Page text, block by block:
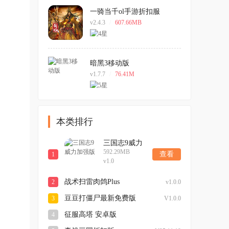
一骑当千ol手游折扣服
v2.4.3 607.66MB
暗黑3移动版
v1.7.7 76.41M
本类排行
1
三国志9威力
加强版
592.29MB
v1.0
查看
2 战术扫雷肉鸽Plus v1.0.0
3 豆豆打僵尸最新免费版 V1.0.0
4 征服高塔 安卓版